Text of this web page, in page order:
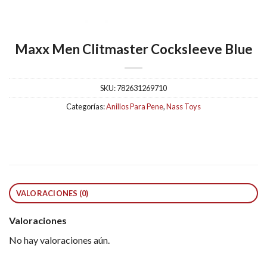
Maxx Men Clitmaster Cocksleeve Blue
SKU:782631269710
Categorías:Anillos Para Pene,Nass Toys
VALORACIONES (0)
Valoraciones
No hay valoraciones aún.